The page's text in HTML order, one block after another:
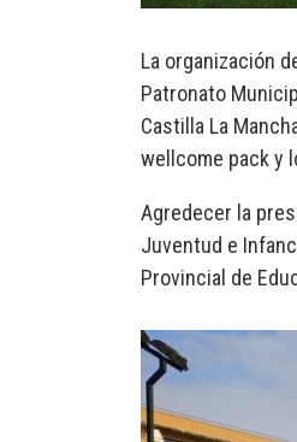
La organización
Patronato
Castilla La
wellcome pack y
Agredecer la
Juventud e
Provincial de